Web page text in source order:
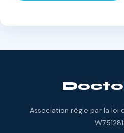
Docto
Association régie par la loi